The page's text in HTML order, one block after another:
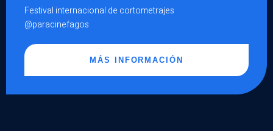
Festival internacional de cortometrajes
@paracinefagos
MÁS INFORMACIÓN